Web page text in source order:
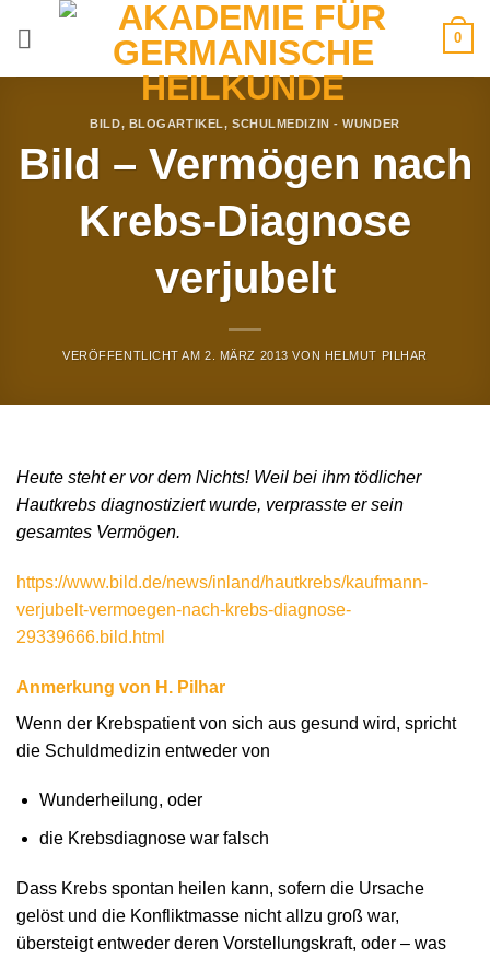
0
BILD, BLOGARTIKEL, SCHULMEDIZIN - WUNDER
Bild – Vermögen nach
Krebs-Diagnose
verjubelt
VERÖFFENTLICHT AM2. MÄRZ 2013 VON HELMUT PILHAR
Heute steht er vor dem Nichts! Weil bei ihm tödlicher
Hautkrebs diagnostiziert wurde, verprasste er sein
gesamtes Vermögen.
https://www.bild.de/news/inland/hautkrebs/kaufmann-
verjubelt-vermoegen-nach-krebs-diagnose-
29339666.bild.html
Anmerkung von H. Pilhar
Wenn der Krebspatient von sich aus gesund wird, spricht
die Schuldmedizin entweder von
Wunderheilung, oder
die Krebsdiagnose war falsch
Dass Krebs spontan heilen kann, sofern die Ursache
gelöst und die Konfliktmasse nicht allzu groß war,
übersteigt entweder deren Vorstellungskraft, oder – was